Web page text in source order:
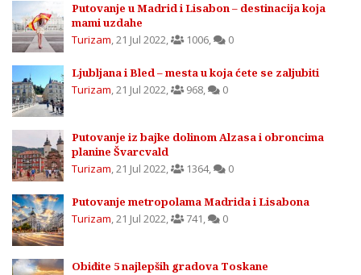
Putovanje u Madrid i Lisabon – destinacija koja
mami uzdahe
Turizam,21 Jul 2022, 1006, 0
Ljubljana i Bled – mesta u koja ćete se zaljubiti
Turizam,21 Jul 2022, 968, 0
Putovanje iz bajke dolinom Alzasa i obroncima
planine Švarcvald
Turizam,21 Jul 2022, 1364, 0
Putovanje metropolama Madrida i Lisabona
Turizam,21 Jul 2022, 741, 0
Obiđite 5 najlepših gradova Toskane